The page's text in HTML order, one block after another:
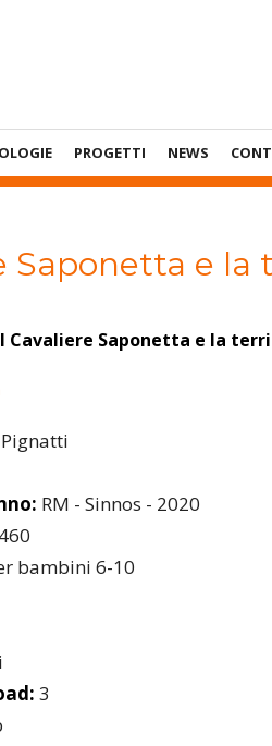
PROGETTI NEWS
Saponetta e la
Cavaliere Saponetta e la
RM - Sinnos - 2020
bambini 6-10
3